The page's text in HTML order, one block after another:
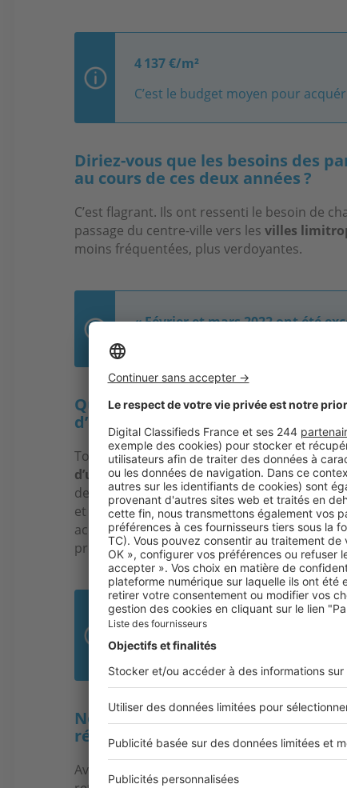
4 137 €/m²
C’est le budget moyen pour
Diriez-vous que les besoins des
au cours de ces deux années ?
C’est flagrant. Ils ont ressenti le besoin de
passage du centre-ville vers les villes
moins fréquentées, plus verdoyantes.
« Février et mars 2022 ont été
Quel conseil donneriez-vous à
d’acheter à Mérignac ou dans les
Tout d’abord, defaire valider son
d’une banque.Il faut que cette opération
depuis le début de l’année. Enfin, comme
et sortent rapidement. Il faut donc pousser
accompagner dans la définition de ses
propositions de biens. Dernière chose, il
38 %
C’est la proportion de maisons à
Notez-vous une saisonnalité pour
région ?
Avant c’était vrai, oui. On note toujours un